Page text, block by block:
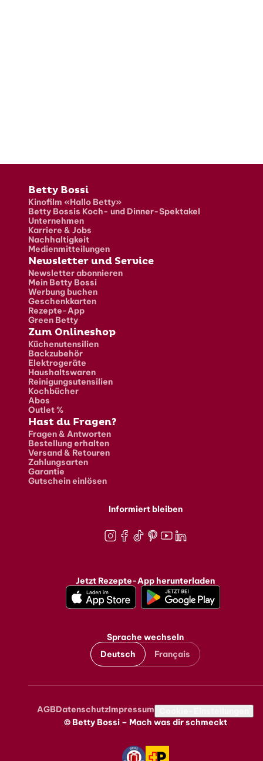
Fusszeile
Betty Bossi
Kinofilm «Hallo Betty»
Betty Bossis Koch- und Dinner-Spektakel
Unternehmen
Karriere & Jobs
Nachhaltigkeit
Medienmitteilungen
Newsletter und Service
Newsletter abonnieren
Mein Betty Bossi
Werbung buchen
Geschenkkarten
Rezepte-App
Green Betty
Zum Onlineshop
Küchenutensilien
Backzubehör
Elektrogeräte
Haushaltswaren
Reinigungsutensilien
Kochbücher
Abos
Outlet %
Hast du Fragen?
Fragen & Antworten
Bestellung erhalten
Versand & Retouren
Zahlungsarten
Garantie
Gutschein einlösen
Informiert bleiben
Jetzt Rezepte-App herunterladen
Sprache wechseln
Deutsch
Français
Metanavigation
AGBDatenschutzImpressum
© Betty Bossi – Mach was dir schmeckt